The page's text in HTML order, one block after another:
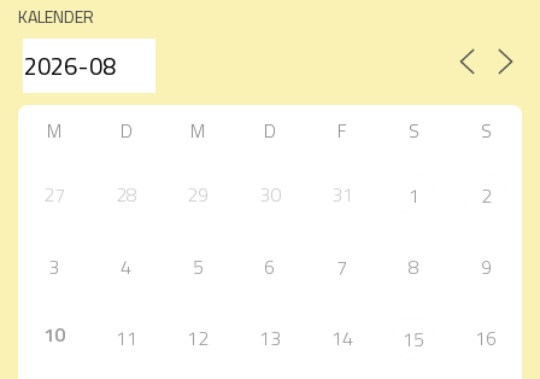
KALENDER
M D M D F S S
27 28 29 30 31 1 2
3 4 5 6 7 8 9
10 11 12 13 14 15 16